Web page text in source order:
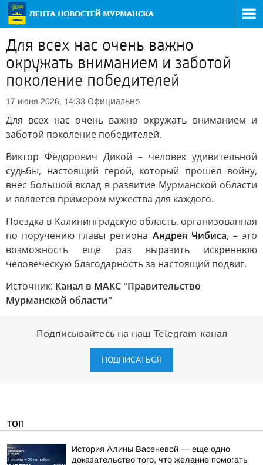
Для всех нас очень важно
окружать вниманием и заботой
поколение победителей
17 июня 2026, 14:33 Официально
Для всех нас очень важно окружать вниманием и
заботой поколение победителей.
Виктор Фёдорович Дикой – человек удивительной
судьбы, настоящий герой, который прошёл войну,
внёс большой вклад в развитие Мурманской области
и является примером мужества для каждого.
Поездка в Калининградскую область, организованная
по поручению главы региона Андрея Чибиса, – это
возможность ещё раз выразить искреннюю
человеческую благодарность за настоящий подвиг.
Источник: Канал в МАКС "Правительство
Мурманской области"
Подписывайтесь на наш Telegram-канал
ПОДПИСАТЬСЯ
ТОП
История Алины Васеневой — еще одно
доказательство того, что желание помогать